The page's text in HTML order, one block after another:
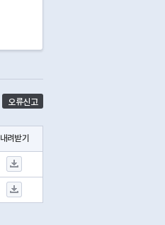
오류신고
내려받기
2026_교통안전시설물 테이블 정의서(음향신호기).pdf 다운로드
A073_P 음향신호기 현황.zip 다운로드